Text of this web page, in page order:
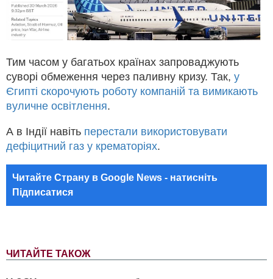
ЧИТАЙТЕ ТАКОЖ
Тим часом у багатьох країнах запроваджують
суворі обмеження через паливну кризу. Так, у
Єгипті скорочують роботу компаній та вимикають
вуличне освітлення.
А в Індії навіть перестали використовувати
дефіцитний газ у крематоріях.
Читайте Страну в Google News - натисніть
Підписатися